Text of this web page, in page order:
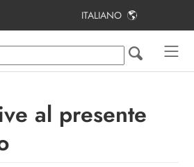
ITALIANO
al presente
Indice
al presente documento
fornitura
del prodotto